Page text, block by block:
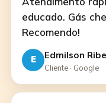
educado. Gás
Recomendo!
E Edmilson
Cliente · Google